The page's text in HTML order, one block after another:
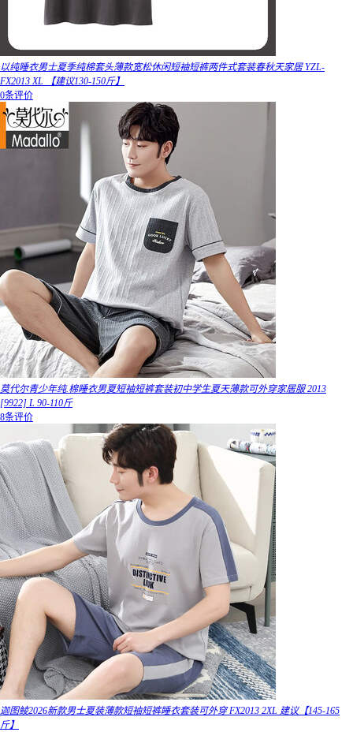
以纯睡衣男士夏季纯棉套头薄款宽松休闲短袖短裤两件式套装春秋天家居 YZL-
FX2013 XL 【建议130-150斤】
0条评价
莫代尔青少年纯.棉睡衣男夏短袖短裤套装初中学生夏天薄款可外穿家居服 2013
[9922] L 90-110斤
8条评价
迦图鲮2026新款男士夏装薄款短袖短裤睡衣套装可外穿 FX2013 2XL 建议【145-165
斤】